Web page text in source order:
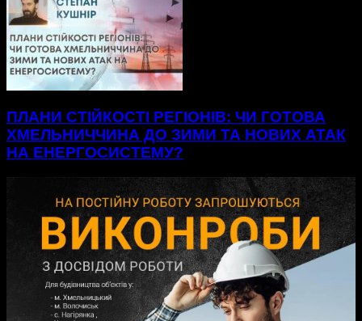
ПЛАНИ СТІЙКОСТІ РЕГІОНІВ: ЧИ ГОТОВА
ХМЕЛЬНИЧЧИНА ДО ЗИМИ ТА НОВИХ АТАК
НА ЕНЕРГОСИСТЕМУ?